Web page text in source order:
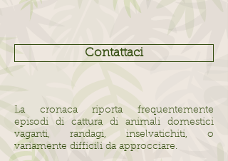
Contattaci
La cronaca riporta frequentemente
episodi di cattura di animali domestici
vaganti, randagi, inselvatichiti, o
variamente difficili da approcciare.